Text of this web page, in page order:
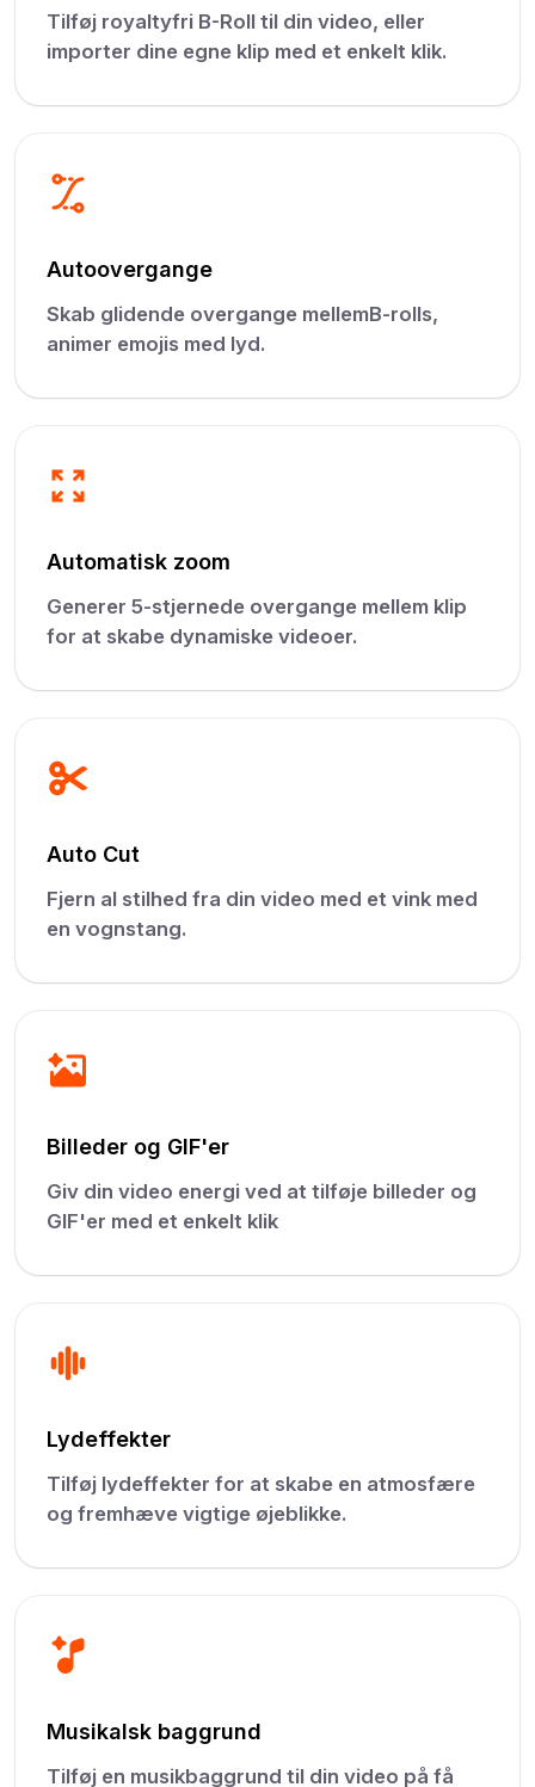
Tilføj royaltyfri B-Roll til din video, eller
importer dine egne klip med et enkelt klik.
Autoovergange
Skab glidende overgange mellemB-rolls,
animer emojis med lyd.
Automatisk zoom
Generer 5-stjernede overgange mellem klip
for at skabe dynamiske videoer.
Auto Cut
Fjern al stilhed fra din video med et vink med
en vognstang.
Billeder og GIF'er
Giv din video energi ved at tilføje billeder og
GIF'er med et enkelt klik
Lydeffekter
Tilføj lydeffekter for at skabe en atmosfære
og fremhæve vigtige øjeblikke.
Musikalsk baggrund
Tilføj en musikbaggrund til din video på få